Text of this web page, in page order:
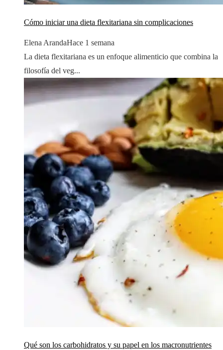
Cómo iniciar una dieta flexitariana sin complicaciones
Elena ArandaHace 1 semana
La dieta flexitariana es un enfoque alimenticio que combina la
filosofía del veg...
Qué son los carbohidratos y su papel en los macronutrientes